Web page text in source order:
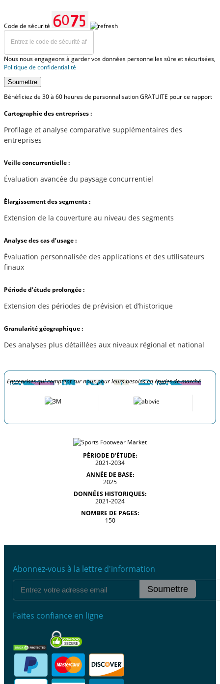
Code de sécurité
Nous nous engageons à garder vos données personnelles sûre et sécurisées,
Politique de confidentialité
Soumettre
Bénéficiez de 30 à 60 heures de personnalisation GRATUITE pour ce rapport
Cartographie des entreprises :
Profilage et analyse comparative supplémentaires des
entreprises
Veille concurrentielle :
Évaluation avancée du paysage concurrentiel
Élargissement des segments :
Extension de la couverture au niveau des segments
Analyse des cas d’usage :
Évaluation personnalisée des applications et des utilisateurs
finaux
Période d’étude prolongée :
Extension des périodes de prévision et d’historique
Granularité géographique :
Des analyses plus détaillées aux niveaux régional et national
Entreprises qui comptent sur nous pour leurs besoins en études de marché
PÉRIODE D’ÉTUDE:
2021-2034
ANNÉE DE BASE:
2025
DONNÉES HISTORIQUES:
2021-2024
NOMBRE DE PAGES:
150
Abonnez-vous à la lettre d'information
Soumettre
Faites confiance en ligne